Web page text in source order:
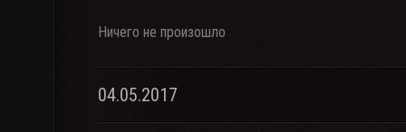
Ничего не произошло
04.05.2017